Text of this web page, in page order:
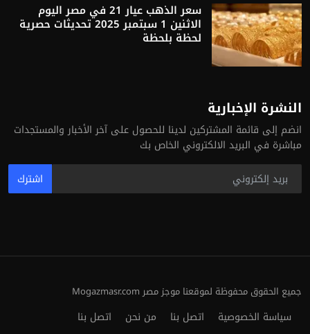
سعر الذهب عيار 21 في مصر اليوم
الاثنين 1 سبتمبر 2025 تحديثات حصرية
لحظة بلحظة
النشرة الإخبارية
انضم إلى قائمة المشتركين لدينا للحصول على آخر الأخبار والمستجدات
مباشرة في البريد الالكتروني الخاص بك
اشترك
جميع الحقوق محفوظة لموقعنا موجز مصر Mogazmasr.com
سياسة الخصوصية اتصل بنا من نحن اتصل بنا